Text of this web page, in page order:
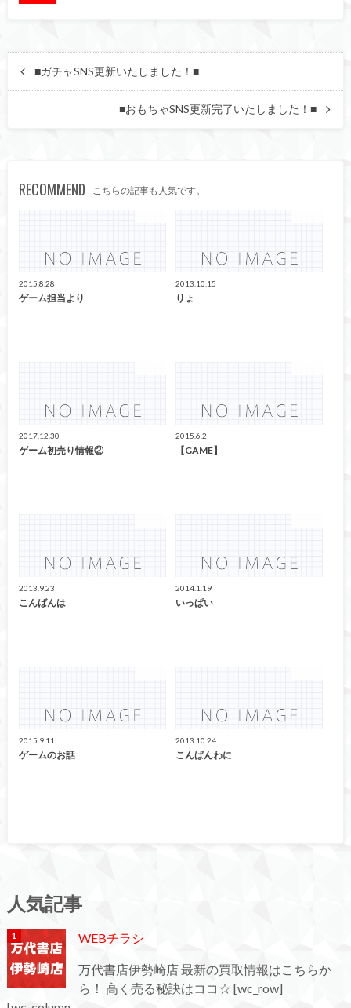
■ガチャSNS更新いたしました！■
■おもちゃSNS更新完了いたしました！■
RECOMMEND こちらの記事も人気です。
2015.8.28
ゲーム担当より
2013.10.15
りょ
2017.12.30
ゲーム初売り情報②
2015.6.2
【GAME】
2013.9.23
こんばんは
2014.1.19
いっぱい
2015.9.11
ゲームのお話
2013.10.24
こんばんわに
人気記事
WEBチラシ
万代書店伊勢崎店 最新の買取情報はこちらか
ら！ 高く売る秘訣はココ☆ [wc_row]